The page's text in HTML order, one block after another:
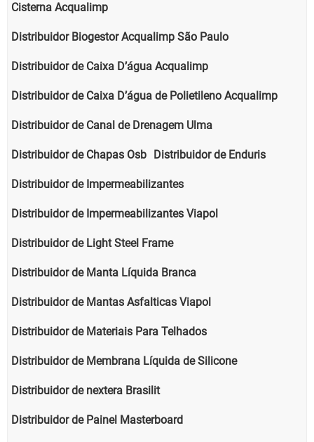
Cisterna Acqualimp
Distribuidor Biogestor Acqualimp São Paulo
Distribuidor de Caixa D’água Acqualimp
Distribuidor de Caixa D’água de Polietileno Acqualimp
Distribuidor de Canal de Drenagem Ulma
Distribuidor de Chapas Osb Distribuidor de Enduris
Distribuidor de Impermeabilizantes
Distribuidor de Impermeabilizantes Viapol
Distribuidor de Light Steel Frame
Distribuidor de Manta Líquida Branca
Distribuidor de Mantas Asfalticas Viapol
Distribuidor de Materiais Para Telhados
Distribuidor de Membrana Líquida de Silicone
Distribuidor de nextera Brasilit
Distribuidor de Painel Masterboard